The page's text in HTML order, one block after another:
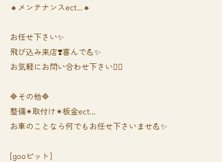
🔸メンテナンスect...🔸
お任せ下さい✨
飛び込み来店❣️喜んで💪✨
お気軽にお問い合わせ下さい🙆‍♀️
🔷その他🔷
整備✴︎取付け✴︎板金ect...
お車のことなら何でもお任せ下さいませ💪✨
[gooピット]